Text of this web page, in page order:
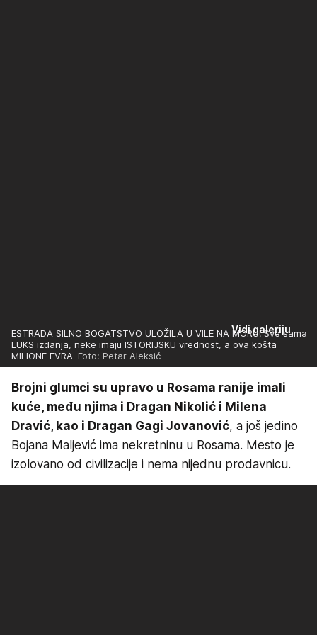
Vidi galeriju
ESTRADA SILNO BOGATSTVO ULOŽILA U VILE NA MORU! Sve sama
LUKS izdanja, neke imaju ISTORIJSKU vrednost, a ova košta
MILIONE EVRA Foto: Petar Aleksić
Brojni glumci su upravo u Rosama ranije imali
kuće, među njima i Dragan Nikolić i Milena
Dravić, kao i Dragan Gagi Jovanović, a još jedino
Bojana Maljević ima nekretninu u Rosama. Mesto je
izolovano od civilizacije i nema nijednu prodavnicu.